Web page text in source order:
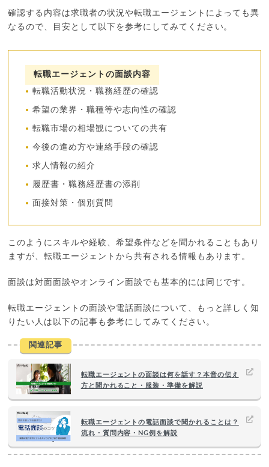
確認する内容は求職者の状況や転職エージェントによっても異
なるので、目安として以下を参考にしてみてください。
転職エージェントの面談内容
転職活動状況・職務経歴の確認
希望の業界・職種等や志向性の確認
転職市場の相場観についての共有
今後の進め方や連絡手段の確認
求人情報の紹介
履歴書・職務経歴書の添削
面接対策・個別質問
このようにスキルや経験、希望条件などを聞かれることもあり
ますが、転職エージェントから共有される情報もあります。
面談は対面面談やオンライン面談でも基本的には同じです。
転職エージェントの面談や電話面談について、もっと詳しく知
りたい人は以下の記事も参考にしてみてください。
関連記事
転職エージェントの面談は何を話す？本音の伝え
方と聞かれること・服装・準備を解説
転職エージェントの電話面談で聞かれることは？
流れ・質問内容・NG例を解説